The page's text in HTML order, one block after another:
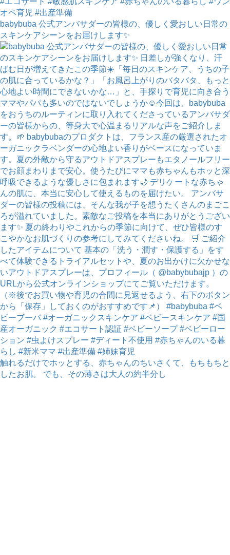
babybuba 公式アンバサダーの皆様の、優しく愛おしい日常の
スキンケアシーンをお届けします✨
触れるだけでホッとする、赤ちゃんのちいさくて、もちもちと
したお肌。 でも、その薄さは大人の約半分し